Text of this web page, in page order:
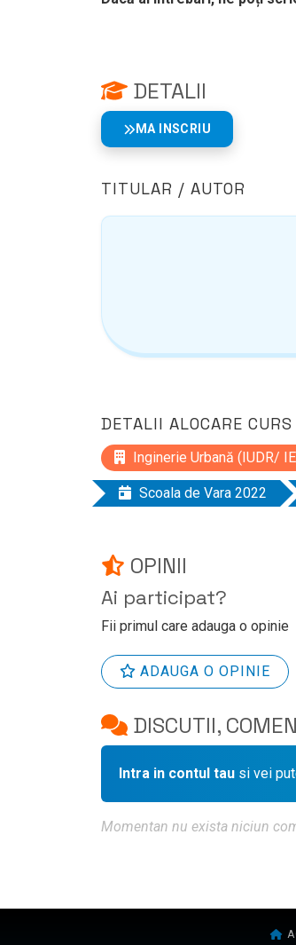
DETALII
MA INSCRIU
TITULAR / AUTOR
DETALII ALOCARE CURS
Inginerie Urbană (IUDR/
Scoala de Vara 2022
OPINII
Ai participat?
Fii primul care adauga o opinie
ADAUGA O OPINIE
DISCUTII,
Intra in contul tau si vei
Momentan nu exista niciun